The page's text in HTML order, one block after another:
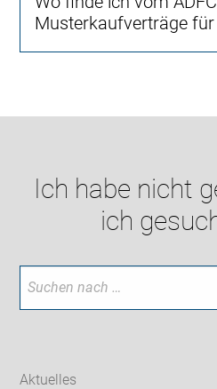
Musterkaufverträge
Ich habe nicht
ich
Aktuelles